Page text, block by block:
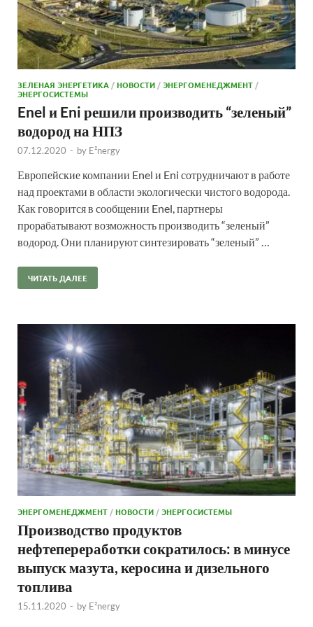
ЗЕЛЕНАЯ ЭНЕРГЕТИКА/НОВОСТИ/ЭНЕРГОМЕНЕДЖМЕНТ/
ЭНЕРГОСИСТЕМЫ
Enel и Eni решили производить “зеленый”
водород на НПЗ
07.12.2020 - by E²nergy
Европейские компании Enel и Eni сотрудничают в работе
над проектами в области экологически чистого водорода.
Как говорится в сообщении Enel, партнеры
прорабатывают возможность производить “зеленый”
водород. Они планируют синтезировать “зеленый” …
ЧИТАТЬ ДАЛЕЕ
ЭНЕРГОМЕНЕДЖМЕНТ/НОВОСТИ/ЭНЕРГОСИСТЕМЫ
Производство продуктов
нефтепереработки сократилось: в минусе
выпуск мазута, керосина и дизельного
топлива
15.11.2020 - by E²nergy